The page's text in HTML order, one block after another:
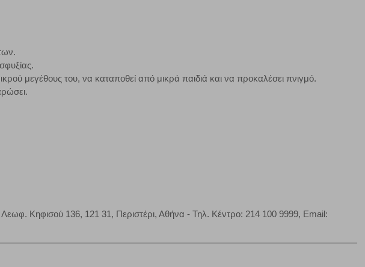
μεγέθους του, να καταποθεί από μικρά παιδιά και να προκαλέσει πνιγμό.
Κηφισού 136, 121 31, Περιστέρι, Αθήνα - Τηλ. Κέντρο: 214 100 9999, Εmail:
ωστόσο τη δυνατότητα να ρυθμίσετε το πρόγραμμα περιήγησής σας ώστε να
τμήματα του ιστότοπου να μη λειτουργούν.